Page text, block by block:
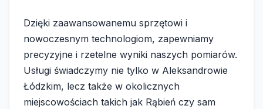
Dzięki zaawansowanemu sprzętowi i
nowoczesnym technologiom, zapewniamy
precyzyjne i rzetelne wyniki naszych pomiarów.
Usługi świadczymy nie tylko w Aleksandrowie
Łódzkim, lecz także w okolicznych
miejscowościach takich jak Rąbień czy sam